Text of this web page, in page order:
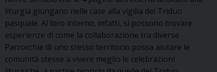
liturgia giungano nelle case alla vigilia del Triduo
pasquale. Al loro interno, infatti, si possono trovare
esperienze di come la collaborazione tra diverse
Parrocchie di uno stesso territorio possa aiutare le
comunità stesse a vivere meglio le celebrazioni